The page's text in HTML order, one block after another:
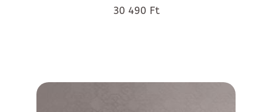
30 490 Ft